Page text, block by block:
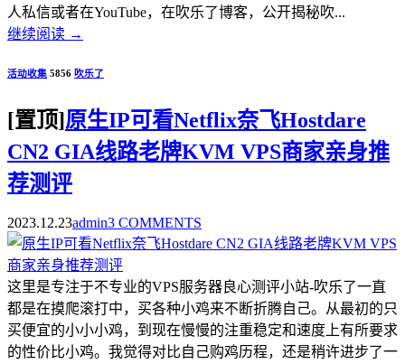
人私信或者在YouTube，在吹乐了博客，公开揭秘吹...
继续阅读 →
活动收集 5856 吹乐了
[置顶]原生IP可看Netflix奈飞Hostdare
CN2 GIA线路老牌KVM VPS商家亲身推
荐测评
2023.12.23admin3 COMMENTS
这里是专注于不专业的VPS服务器良心测评小站-吹乐了一直
都是在摸爬滚打中，买各种小鸡来不断折腾自己。从最初的只
买便宜的小小小鸡，到现在慢慢的注重稳定和速度上有所要求
的性价比小鸡。我觉得对比自己购鸡历程，还是稍许进步了一